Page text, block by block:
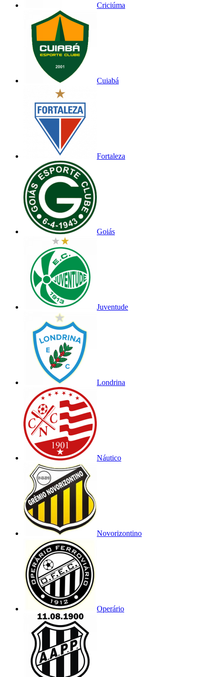
Criciúma
Cuiabá
Fortaleza
Goiás
Juventude
Londrina
Náutico
Novorizontino
Operário